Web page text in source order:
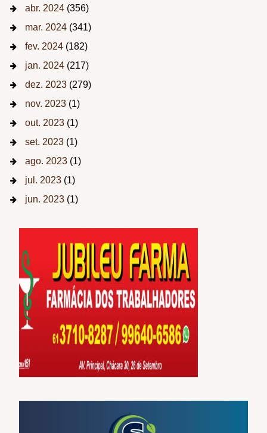
abr. 2024 (356)
mar. 2024 (341)
fev. 2024 (182)
jan. 2024 (217)
dez. 2023 (279)
nov. 2023 (1)
out. 2023 (1)
set. 2023 (1)
ago. 2023 (1)
jul. 2023 (1)
jun. 2023 (1)